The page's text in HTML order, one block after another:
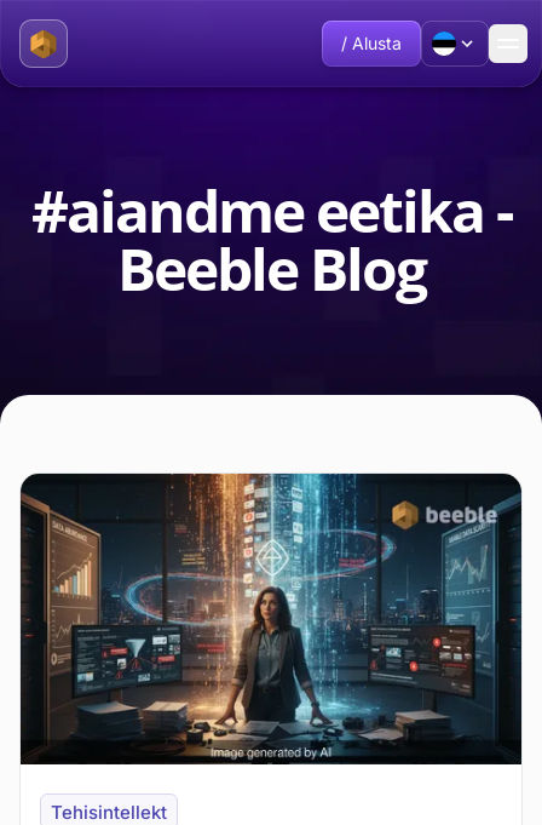
/ Alusta
#aiandme eetika -
Beeble Blog
Tehisintellekt